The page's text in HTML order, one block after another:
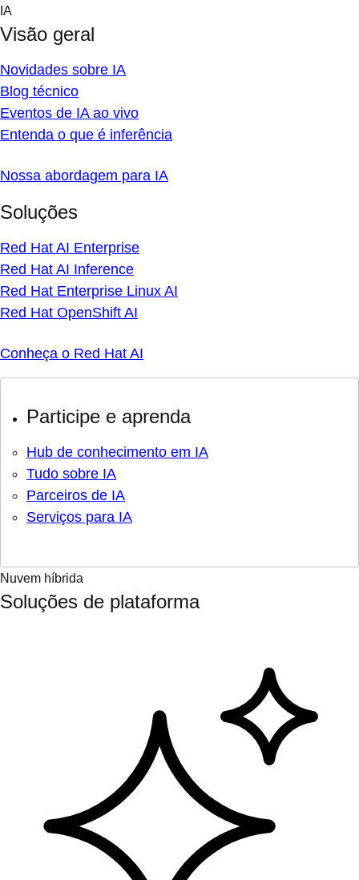
Skip
content
IA
Visão geral
Novidades sobre IA
Blog técnico
Eventos de IA ao vivo
Entenda o que é inferência
Nossa abordagem para IA
Soluções
Red Hat AI Enterprise
Red Hat AI Inference
Red Hat Enterprise Linux AI
Red Hat OpenShift AI
Conheça o Red Hat AI
Participe e aprenda
Hub de conhecimento em IA
Tudo sobre IA
Parceiros de IA
Serviços para IA
Nuvem híbrida
Soluções de plataforma